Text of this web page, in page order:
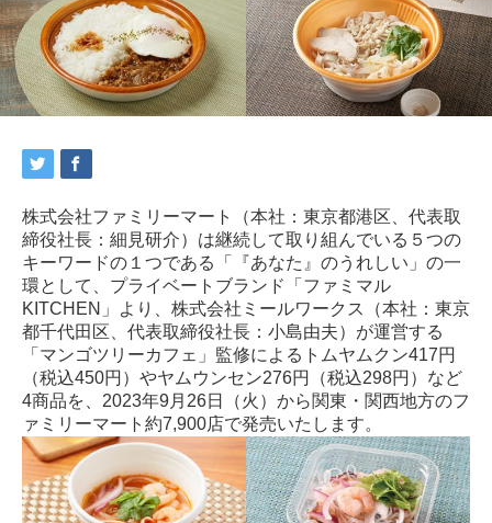
株式会社ファミリーマート（本社：東京都港区、代表取
締役社長：細見研介）は継続して取り組んでいる５つの
キーワードの１つである「『あなた』のうれしい」の一
環として、プライベートブランド「ファミマル
KITCHEN」より、株式会社ミールワークス（本社：東京
都千代田区、代表取締役社長：小島由夫）が運営する
「マンゴツリーカフェ」監修によるトムヤムクン417円
（税込450円）やヤムウンセン276円（税込298円）など
4商品を、2023年9月26日（火）から関東・関西地方のフ
ァミリーマート約7,900店で発売いたします。